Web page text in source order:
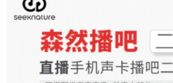
テープ携帯电话マイ